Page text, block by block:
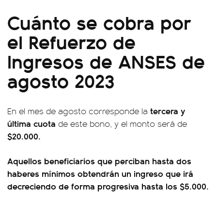
Cuánto se cobra por
el Refuerzo de
Ingresos de ANSES de
agosto 2023
En el mes de agosto corresponde la tercera y
última cuota de este bono, y el monto será de
$20.000.
Aquellos beneficiarios que perciban hasta dos
haberes mínimos obtendrán un ingreso que irá
decreciendo de forma progresiva hasta los $5.000.